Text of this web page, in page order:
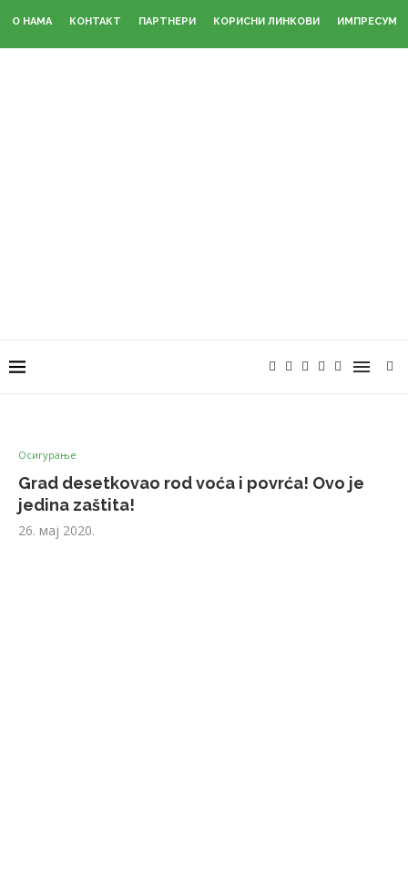
О НАМА КОНТАКТ ПАРТНЕРИ КОРИСНИ ЛИНКОВИ ИМПРЕСУМ
Осигурање
Grad desetkovao rod voća i povrća! Ovo je
jedina zaštita!
26. мај 2020.